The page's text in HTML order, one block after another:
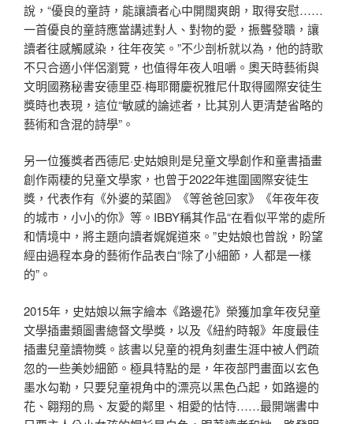
說，“優良的童詩，能讓讀者心中開闊爽朗，取得安慰……
一首優良的童詩應當講述對人、對物的愛，振聾發聵，讓
讀者往感觸感染，往年夜笑。”不少剖析就以為，他的詩歌
不只合適小伴侶瀏覽，也值得年夜人咀嚼。奧天時藝術與
文明國務秘書安德里亞·梅耶爾慶祝雅尼什取得國際安徒生
獎時也表現，這位“敏感的論述者，比其別人更清楚省略的
藝術和含混的詩學”。
另一位獲獎者西德尼·史姑娘則是兒童文學創作和童書插畫
創作兩棲的兒童文學家，也曾于2022年進圍國際安徒生
獎，代表作有《外婆的菜園》《等爸爸回家》《年夜年夜
的城市，小小的你》等。IBBY稱其作品“在看似平常的處所
和情境中，將主題向讀者娓娓道來。”史姑娘也曾說，盼望
經由過程本身的藝術作品表白“除了小細節，人都是一樣
的”。
2015年，史姑娘以無字繪本《路邊花》榮獲加拿年夜兒童
文學插畫類圖書總督文學獎，以及《紐約時報》年度最佳
插畫兒童讀物獎。該書以兒童的視角刻畫生涯中被人們疏
忽的一些美妙細節。極具特點的是，年夜部門畫面以玄色
墨水勾勒，只要兒童視角中的漂亮以黑色凸起，如路邊的
花、翱翔的鳥、友愛的鄰里、相愛的怙恃……最開端書中